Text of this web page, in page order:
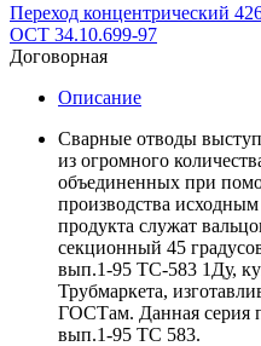
Переход концентрический
ОСТ 34.10.699-97
Договорная
Описание
Сварные отводы
из огромного
объединенных при
производства
продукта служат
секционный 45
вып.1-95 ТС-583 1Ду,
Трубмаркета,
ГОСТам. Данная серия
вып.1-95 ТС 583.